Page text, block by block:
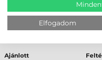
FELÜLETEK
A ragasztó tapadási képessége
tulajdonságaitól. Az alábbi
Ajánlott
Elfogadom